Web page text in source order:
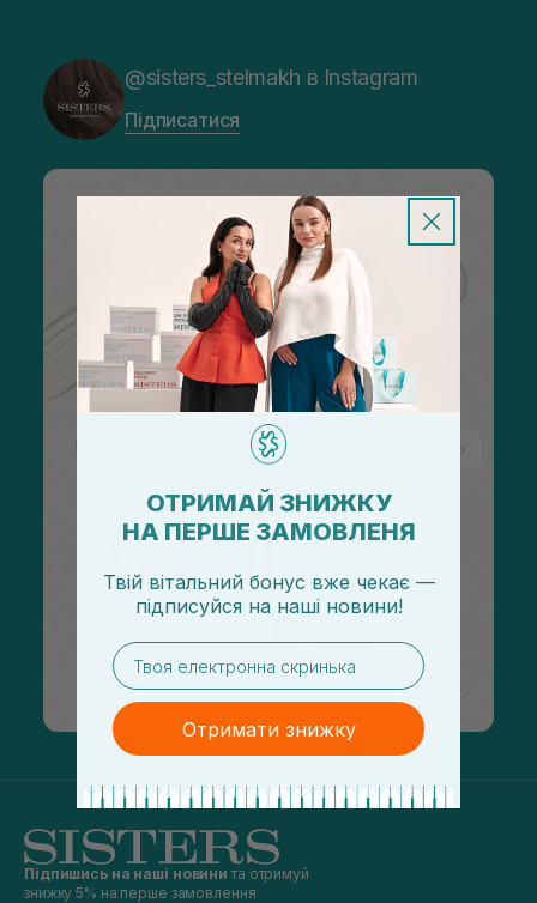
@sisters_stelmakh в Instagram
Підписатися
Підпишись на наші новини та отримуй
знижку 5% на перше замовлення
ОТРИМАЙ ЗНИЖКУ
НА ПЕРШЕ ЗАМОВЛЕНЯ
Твій вітальний бонус вже чекає —
підписуйся на наші новини!
email
Отримати знижку